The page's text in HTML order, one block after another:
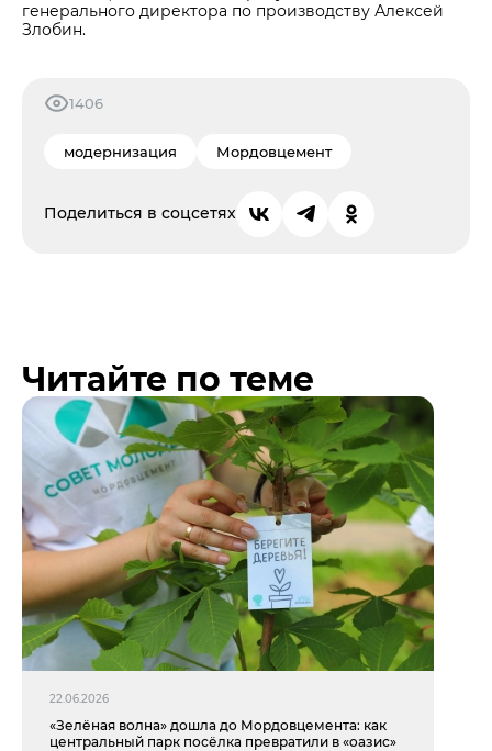
генерального директора по производству Алексей
Злобин.
1406
модернизация Мордовцемент
Поделиться в соцсетях
Читайте по теме
22.06.2026
«Зелёная волна» дошла до Мордовцемента: как
центральный парк посёлка превратили в «оазис»